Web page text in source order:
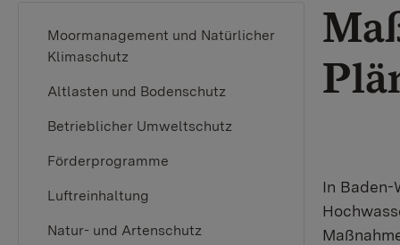
Moormanagement und Natürlicher
Klimaschutz
Altlasten und Bodenschutz
Betrieblicher Umweltschutz
Förderprogramme
Luftreinhaltung
Natur- und Artenschutz
In Baden-